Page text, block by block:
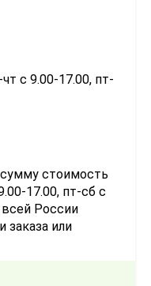
с 9.00-17.00, пт-
стоимость
17.00, пт-сб с
России
заказа или